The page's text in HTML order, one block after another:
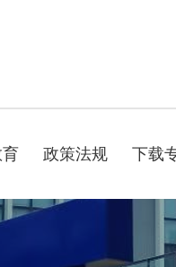
政策法规 下载